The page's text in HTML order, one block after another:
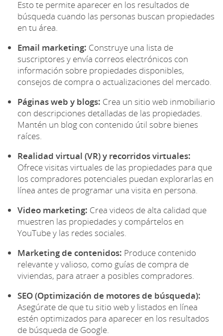
Esto te permite aparecer en los resultados de
búsqueda cuando las personas buscan propiedades
en tu área.
Email marketing: Construye una lista de
suscriptores y envía correos electrónicos con
información sobre propiedades disponibles,
consejos de compra o actualizaciones del mercado.
Páginas web y blogs: Crea un sitio web inmobiliario
con descripciones detalladas de las propiedades.
Mantén un blog con contenido útil sobre bienes
raíces.
Realidad virtual (VR) y recorridos virtuales:
Ofrece visitas virtuales de las propiedades para que
los compradores potenciales puedan explorarlas en
línea antes de programar una visita en persona.
Video marketing: Crea videos de alta calidad que
muestren las propiedades y compártelos en
YouTube y las redes sociales.
Marketing de contenidos: Produce contenido
relevante y valioso, como guías de compra de
viviendas, para atraer a posibles compradores.
SEO (Optimización de motores de búsqueda):
Asegúrate de que tu sitio web y listados en línea
estén optimizados para aparecer en los resultados
de búsqueda de Google.